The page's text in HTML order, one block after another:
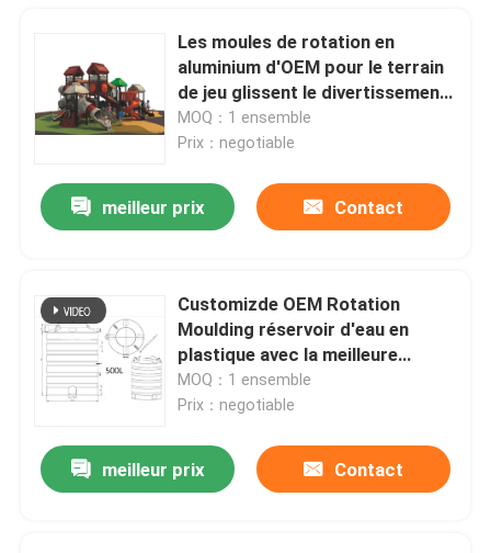
Les moules de rotation en
aluminium d'OEM pour le terrain
de jeu glissent le divertissement
extérieur d'amusement
MOQ：1 ensemble
Prix：negotiable
meilleur prix Contact
Customizde OEM Rotation
Moulding réservoir d'eau en
plastique avec la meilleure
qualité
MOQ：1 ensemble
Prix：negotiable
meilleur prix Contact